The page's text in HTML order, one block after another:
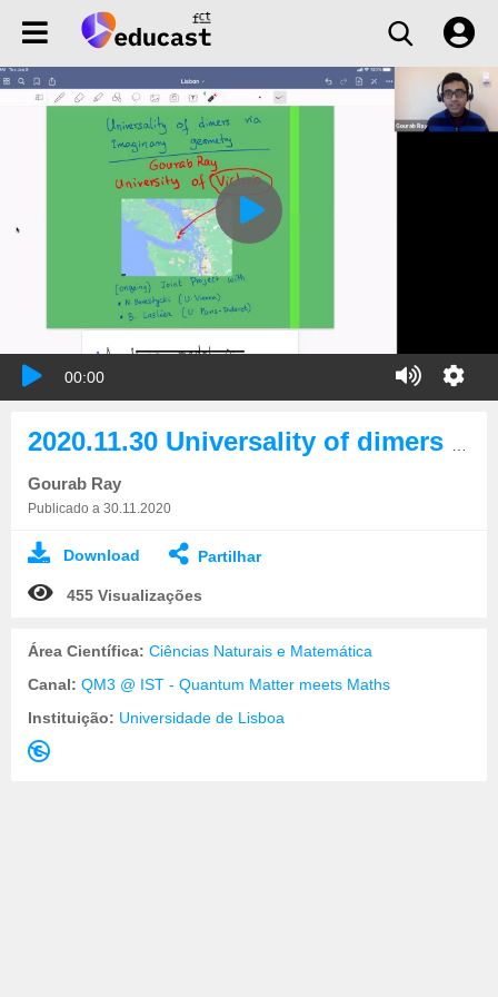
00:00
Gourab Ray
Publicado a 30.11.2020
Download Partilhar
455 Visualizações
Área Científica: Ciências Naturais e Matemática
Canal: QM3 @ IST - Quantum Matter meets Maths
Instituição: Universidade de Lisboa